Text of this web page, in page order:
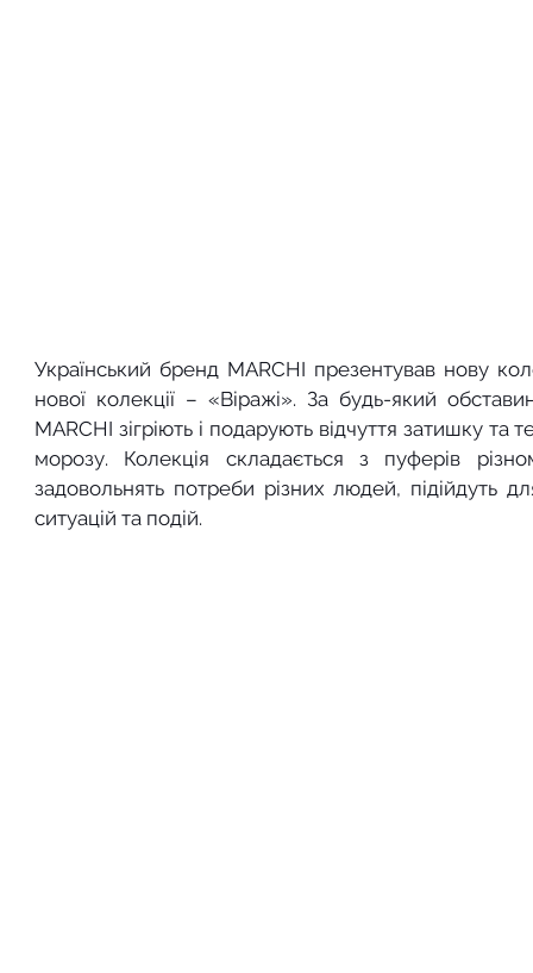
Український бренд MARCHI презентував нову
нової колекції – «Віражі». За будь-який
MARCHI зігріють і подарують відчуття затишку та
морозу. Колекція складається з пуферів
задовольнять потреби різних людей, підійдуть
ситуацій та подій.